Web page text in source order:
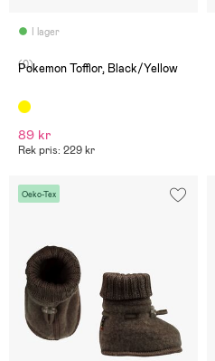
I lager
(0)
Pokemon Tofflor, Black/Yellow
89 kr
Rek pris: 229 kr
Oeko-Tex